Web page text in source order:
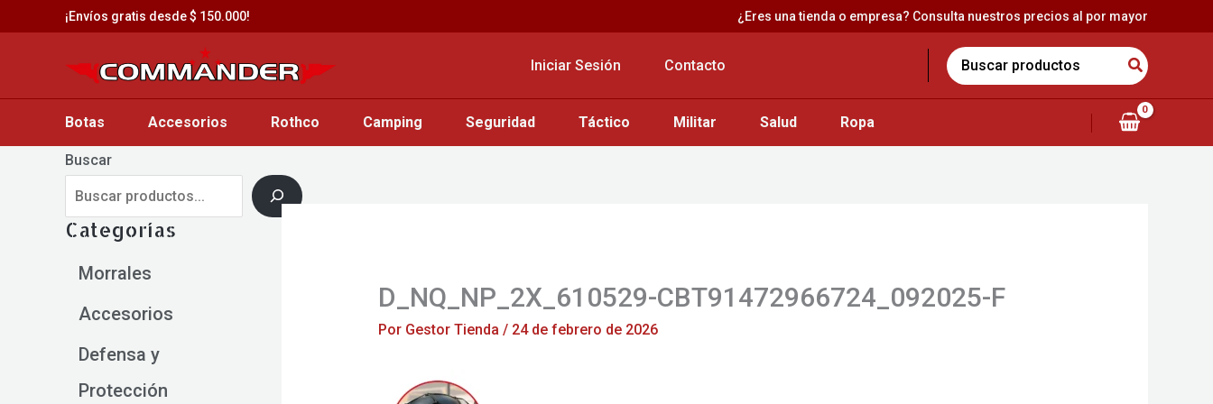
al
¡Envíos gratis desde $ 150.000! ¿Eres una tienda o empresa? Consulta nuestros precios al por mayor
Iniciar Sesión Contacto
Search
for:
Botas Accesorios Rothco Camping Seguridad Táctico Militar Salud Ropa
Buscar
Categorías
Morrales
Accesorios
Defensa y
Protección
D_NQ_NP_2X_610529-CBT91472966724_092025-F
Por Gestor Tienda / 24 de febrero de 2026